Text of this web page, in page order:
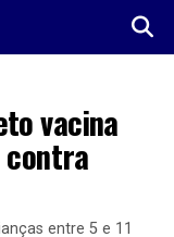
vacina
contra
entre 5 e 11